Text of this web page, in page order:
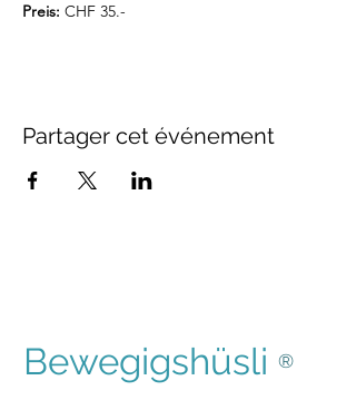
Preis: CHF 35.-
Partager cet événement
Bewegigshüsli ®